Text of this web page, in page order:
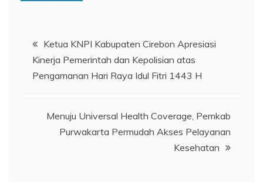
Navigasi
pos
Ketua KNPI Kabupaten Cirebon Apresiasi
Kinerja Pemerintah dan Kepolisian atas
Pengamanan Hari Raya Idul Fitri 1443 H
Menuju Universal Health Coverage, Pemkab
Purwakarta Permudah Akses Pelayanan
Kesehatan